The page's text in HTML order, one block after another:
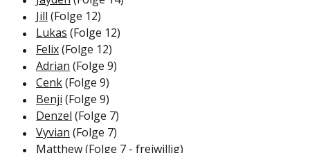
Jill (Folge 12)
Lukas (Folge 12)
Felix(Folge 12)
Adrian (Folge 9)
Cenk(Folge 9)
Benji (Folge 9)
Denzel (Folge 7)
Vyvian (Folge 7)
Matthew(Folge 7 - freiwillig)